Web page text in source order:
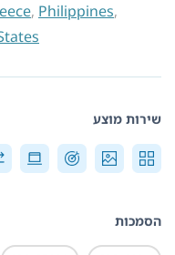
, Philippines,
שירות מוצע
הסמכות